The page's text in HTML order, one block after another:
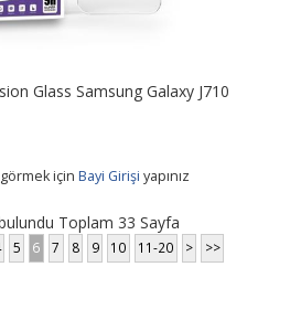
Glass Samsung Galaxy J710
için Bayi Girişi yapınız
Toplam 33 Sayfa
5 6 7 8 9 10 11-20 > >>